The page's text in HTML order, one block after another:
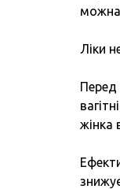
можна
Ліки
Перед
жінка